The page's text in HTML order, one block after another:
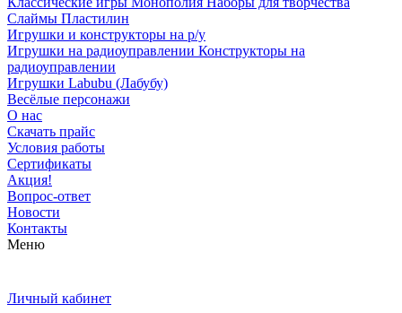
Слаймы Пластилин
Игрушки и конструкторы на р/у
Игрушки на радиоуправлении Конструкторы на
радиоуправлении
Игрушки Labubu (Лабубу)
Весёлые персонажи
О нас
Скачать прайс
Условия работы
Сертификаты
Акция!
Вопрос-ответ
Новости
Контакты
Меню
Личный кабинет